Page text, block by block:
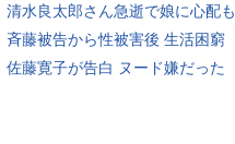
清水良太郎さん急逝で娘に心配も
斉藤被告から性被害後 生活困窮
佐藤寛子が告白 ヌード嫌だった